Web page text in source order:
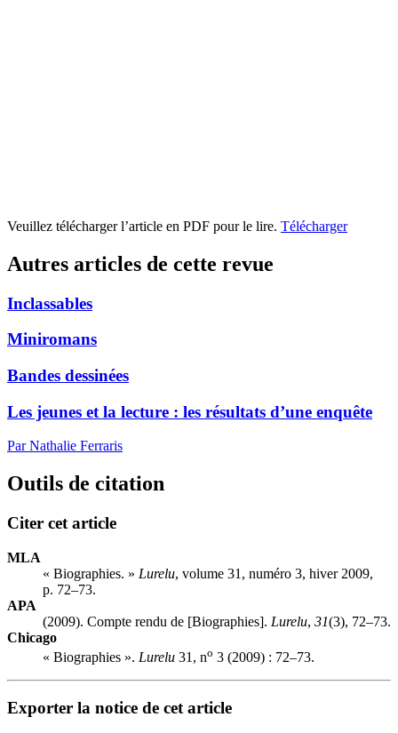
Veuillez télécharger l’article en PDF pour le lire. Télécharger
Autres articles de cette revue
Inclassables
Miniromans
Bandes dessinées
Les jeunes et la lecture : les résultats d’une enquête
Par Nathalie Ferraris
Outils de citation
Citer cet article
MLA
« Biographies. » Lurelu, volume 31, numéro 3, hiver 2009,
p. 72–73.
APA
(2009). Compte rendu de [Biographies]. Lurelu, 31(3), 72–73.
Chicago
« Biographies ». Lurelu 31, no 3 (2009) : 72–73.
Exporter la notice de cet article